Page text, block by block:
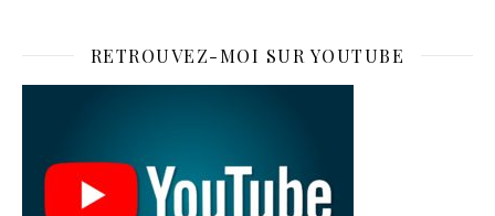
RETROUVEZ-MOI SUR YOUTUBE